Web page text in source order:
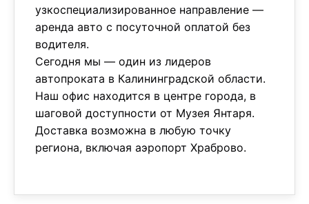
узкоспециализированное направление —
аренда авто с посуточной оплатой без
водителя.
Сегодня мы — один из лидеров
автопроката в Калининградской области.
Наш офис находится в центре города, в
шаговой доступности от Музея Янтаря.
Доставка возможна в любую точку
региона, включая аэропорт Храброво.